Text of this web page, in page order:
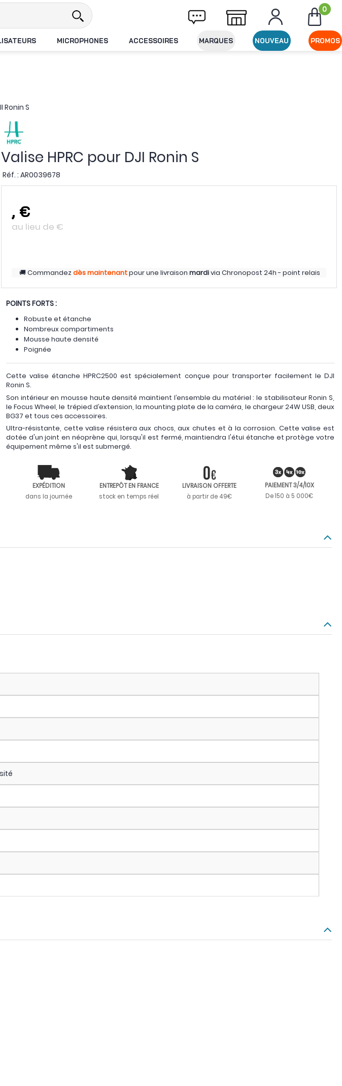
Livraison offerte dès 49€ d'achat 0
MICROPHONES ACCESSOIRES MARQUES NOUVEAU PROMOS
Ronin S
Valise HPRC pour DJI Ronin S
Réf. : AR0039678
, €
au lieu de €
Commandezdès maintenantpour une livraison mardivia Chronopost 24h - point relais
POINTS FORTS :
Robuste et étanche
Nombreux compartiments
Mousse haute densité
Poignée
Cette valise étanche HPRC2500 est spécialement conçue pour transporter facilement le DJI
Ronin S.
Son intérieur en mousse haute densité maintient l’ensemble du matériel : le stabilisateur Ronin S,
le Focus Wheel, le trépied d’extension, la mounting plate de la caméra, le chargeur 24W USB, deux
BG37 et tous ces accessoires.
Ultra-résistante, cette valise résistera aux chocs, aux chutes et à la corrosion. Cette valise est
dotée d'un joint en néoprène qui, lorsqu'il est fermé, maintiendra l'étui étanche et protège votre
équipement même s'il est submergé.
EXPÉDITION
dans la journée
ENTREPÔT EN FRANCE
stock en temps réel
LIVRAISON OFFERTE
à partir de 49€
PAIEMENT 3/4/10X
De 150 à 5 000€